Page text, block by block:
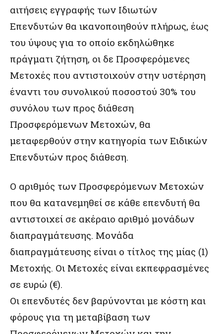
αιτήσεις εγγραφής των Ιδιωτών
Επενδυτών θα ικανοποιηθούν πλήρως, έως
του ύψους για το οποίο εκδηλώθηκε
πράγματι ζήτηση, οι δε Προσφερόμενες
Μετοχές που αντιστοιχούν στην υστέρηση
έναντι του συνολικού ποσοστού 30% του
συνόλου των προς διάθεση
Προσφερόμενων Μετοχών, θα
μεταφερθούν στην κατηγορία των Ειδικών
Επενδυτών προς διάθεση.
Ο αριθμός των Προσφερόμενων Μετοχών
που θα κατανεμηθεί σε κάθε επενδυτή θα
αντιστοιχεί σε ακέραιο αριθμό μονάδων
διαπραγμάτευσης. Μονάδα
διαπραγμάτευσης είναι ο τίτλος της μίας (1)
Μετοχής. Οι Μετοχές είναι εκπεφρασμένες
σε ευρώ (€).
Οι επενδυτές δεν βαρύνονται με κόστη και
φόρους για τη μεταβίβαση των